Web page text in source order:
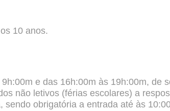
10 anos.
e das 16h:00m às 19h:00m,
não letivos (férias escolares) a
obrigatória a entrada até às